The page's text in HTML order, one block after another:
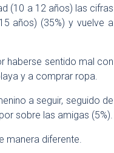
(10 a 12 años) las cifras
años) (35%) y vuelve a
haberse sentido mal con
y a comprar ropa.
a seguir, seguido de
sobre las amigas (5%).
manera diferente.